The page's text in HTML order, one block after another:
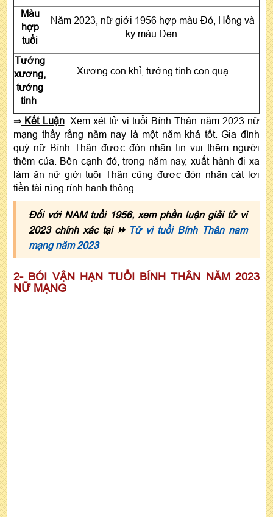
Màu
hợp
tuổi
Năm 2023, nữ giới 1956 hợp màu Đỏ, Hồng và
kỵ màu Đen.
Tướng
xương,
tướng
tinh
Xương con khỉ, tướng tinh con quạ
⇒ Kết Luận: Xem xét tử vi tuổi Bính Thân năm 2023 nữ
mạng thấy rằng năm nay là một năm khá tốt. Gia đình
quý nữ Bính Thân được đón nhận tin vui thêm người
thêm của. Bên cạnh đó, trong năm nay, xuất hành đi xa
làm ăn nữ giới tuổi Thân cũng được đón nhận cát lợi
tiền tài rủng rỉnh hanh thông.
Đối với NAM tuổi 1956, xem phần luận giải tử vi
2023 chính xác tại ⏩ Tử vi tuổi Bính Thân nam
mạng năm 2023
2- BÓI VẬN HẠN TUỔI BÍNH THÂN NĂM 2023
NỮ MẠNG